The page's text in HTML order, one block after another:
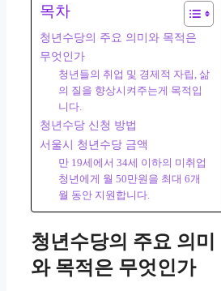
목차
청년수당의 주요 의미와 목적은
무엇인가
청년들의 취업 및 경제적 자립, 삶
의 질을 향상시켜주는게 목적입
니다.
청년수당 신청 방법
서울시 청년수당 금액
만 19세에서 34세 이하의 미취업
청년에게 월 50만원을 최대 6개
월 동안 지원합니다.
청년수당의 주요 의미
와 목적은 무엇인가